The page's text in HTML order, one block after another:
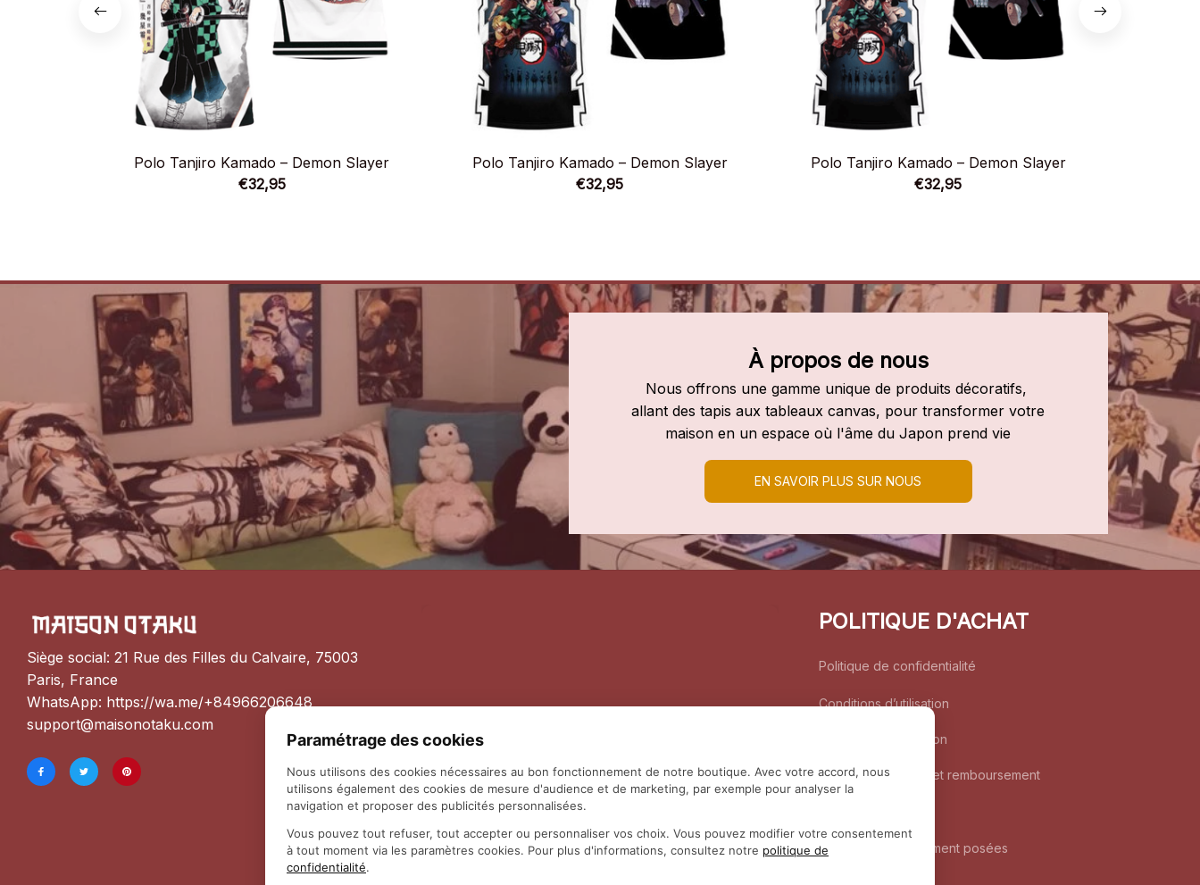
Polo Tanjiro Kamado – Demon Slayer
€32,95
Polo Tanjiro Kamado – Demon Slayer
€32,95
Polo Tanjiro Kamado – Demon Slayer
€32,95
À propos de nous
Nous offrons une gamme unique de produits décoratifs,
allant des tapis aux tableaux canvas, pour transformer votre
maison en un espace où l'âme du Japon prend vie
EN SAVOIR PLUS SUR NOUS
Siège social: 21 Rue des Filles du Calvaire, 75003
Paris, France
WhatsApp: https://wa.me/+84966206648
support@maisonotaku.com
POLITIQUE D'ACHAT
Politique de confidentialité
Conditions d’utilisation
Politique d’expédition
Politique de retour et remboursement
Questions fréquemment posées
Paramétrage des cookies
Nous utilisons des cookies nécessaires au bon fonctionnement de notre boutique. Avec votre accord, nous
utilisons également des cookies de mesure d'audience et de marketing, par exemple pour analyser la
navigation et proposer des publicités personnalisées.
Vous pouvez tout refuser, tout accepter ou personnaliser vos choix. Vous pouvez modifier votre consentement
à tout moment via les paramètres cookies. Pour plus d'informations, consultez notre politique de
confidentialité.